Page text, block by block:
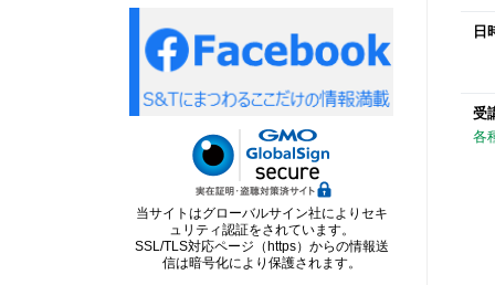
日
受
各
当サイトはグローバルサイン社によりセキ
ュリティ認証をされています。
SSL/TLS対応ページ（https）からの情報送
信は暗号化により保護されます。